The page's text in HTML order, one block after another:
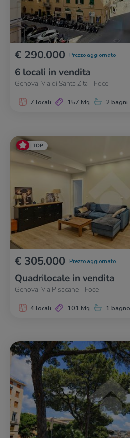
€ 290.000 Prezzo aggiornato
6 locali in vendita
Genova, Via di Santa Zita - Foce
7 locali 157 Mq 2 bagni
TOP
€ 305.000 Prezzo aggiornato
Quadrilocale in vendita
Genova, Via Pisacane - Foce
4 locali 101 Mq 1 bagno